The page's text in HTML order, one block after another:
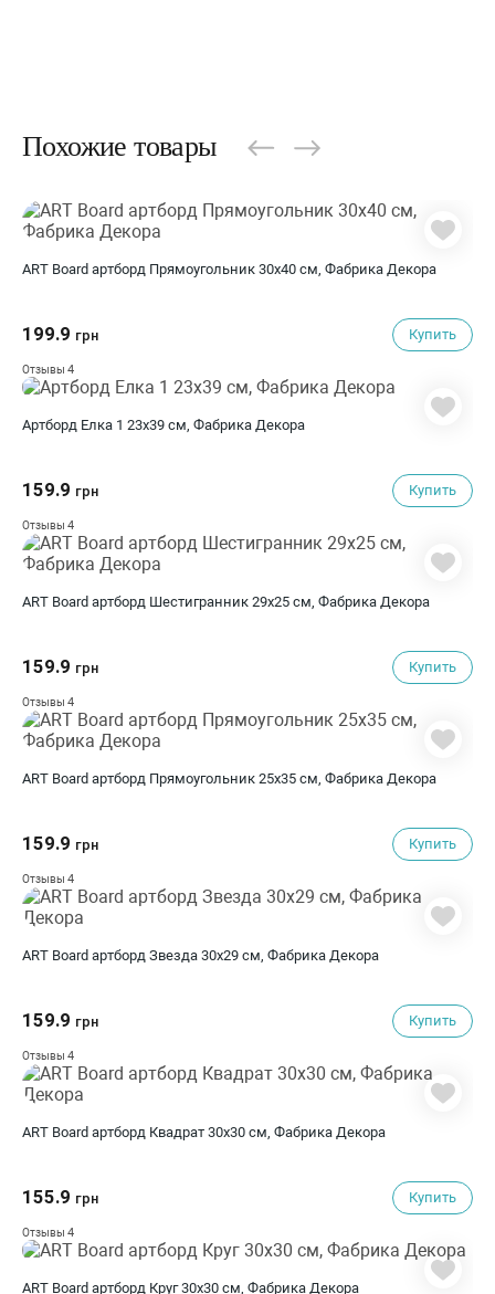
Похожие товары
ART Board артборд Прямоугольник 30х40 см, Фабрика Декора
199.9 грн Купить
Отзывы 4
Артборд Елка 1 23х39 см, Фабрика Декора
159.9 грн Купить
Отзывы 4
ART Board артборд Шестигранник 29х25 см, Фабрика Декора
159.9 грн Купить
Отзывы 4
ART Board артборд Прямоугольник 25х35 см, Фабрика Декора
159.9 грн Купить
Отзывы 4
ART Board артборд Звезда 30х29 см, Фабрика Декора
159.9 грн Купить
Отзывы 4
ART Board артборд Квадрат 30х30 см, Фабрика Декора
155.9 грн Купить
Отзывы 4
ART Board артборд Круг 30х30 см, Фабрика Декора